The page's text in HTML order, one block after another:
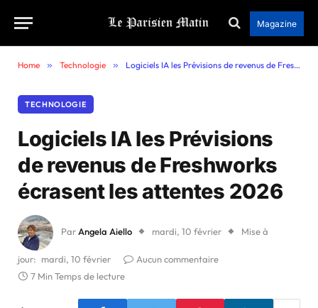
Magazine
Home » Technologie » Logiciels IA les Prévisions de revenus de Freshworks écrasent les attentes 2026
TECHNOLOGIE
Logiciels IA les Prévisions
de revenus de Freshworks
écrasent les attentes 2026
Par Angela Aiello mardi, 10 février Mise à
jour: mardi, 10 février
Aucun commentaire
7 Min Temps de lecture